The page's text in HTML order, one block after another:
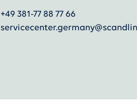
+49 381-77 88 77 66